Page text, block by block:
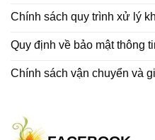
Chính sách quy trình xử lý
Quy định về bảo mật thông
Chính sách vận chuyển và